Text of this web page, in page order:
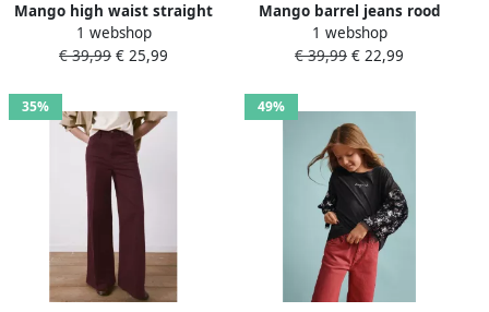
Mango high waist straight
leg jeans donkerrood
1 webshop
€ 39,99 € 25,99
Mango barrel jeans rood
1 webshop
€ 39,99 € 22,99
35% 49%